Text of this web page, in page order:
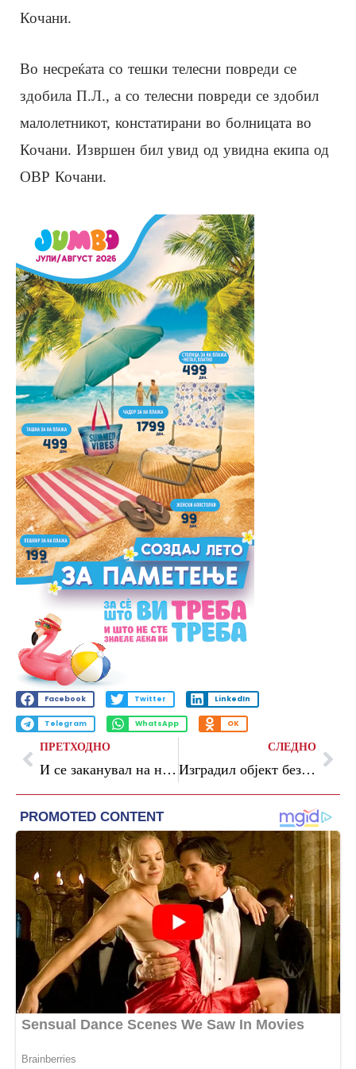
Кочани.
Во несреќата со тешки телесни повреди се
здобила П.Л., а со телесни повреди се здобил
малолетникот, констатирани во болницата во
Кочани. Извршен бил увид од увидна екипа од
ОВР Кочани.
Facebook Twitter LinkedIn
Telegram WhatsApp OK
ПРЕТХОДНО
И се заканувал на неговата поранешна партнерка, ја следел, вршел психичко насилство: кривична за маж од Кумановско
СЛЕДНО
Изградил објект без решение за градба на државно земјиште од скоро 4 милиони денари